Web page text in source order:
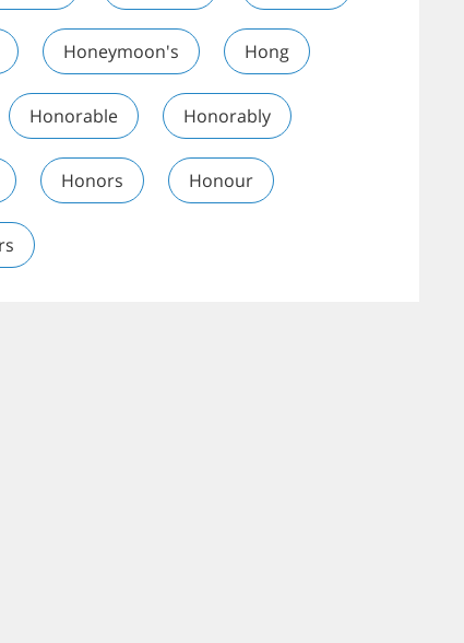
Honeymoon's Hong
Honorable Honorably
Honors Honour